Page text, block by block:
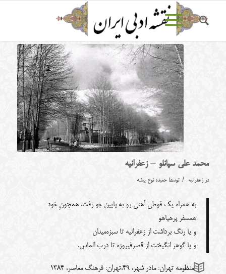
محمد علی سپانلو – زعفرانیه
در زعفرانیه / توسط حمیده نوح پیشه
به همراه یک قوطی آهنی رو به پایین جو رفت، همچونِ خود
همسفر پرهیاهو
و یا رنگ برداشت از زعفرانیه تا سبزه‌میدان
و یا گوهر انگیخت از قصرفیروزه تا درب الماس.
منظومه تهران: مادر شهر، 49،تهران: فرهنگ معاصر، 1384